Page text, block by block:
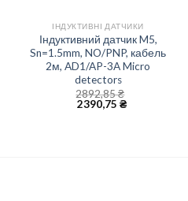
ІНДУКТИВНІ ДАТЧИКИ
Індуктивний датчик M5,
Sn=1.5mm, NO/PNP, кабель
2м, AD1/AP-3A Micro
detectors
2892,85₴
2390,75 ₴